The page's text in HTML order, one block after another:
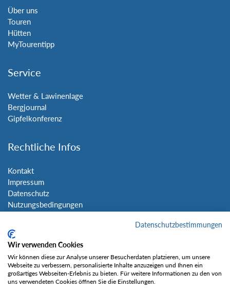
Über uns
Touren
Hütten
MyTourentipp
Service
Wetter & Lawinenlage
Bergjournal
Gipfelkonferenz
Rechtliche Infos
Kontakt
Impressum
Datenschutz
Nutzungsbedingungen
Social Media
Datenschutzbestimmungen
Wir verwenden Cookies
Wir können diese zur Analyse unserer Besucherdaten platzieren, um unsere
Webseite zu verbessern, personalisierte Inhalte anzuzeigen und Ihnen ein
großartiges Webseiten-Erlebnis zu bieten. Für weitere Informationen zu den von
uns verwendeten Cookies öffnen Sie die Einstellungen.